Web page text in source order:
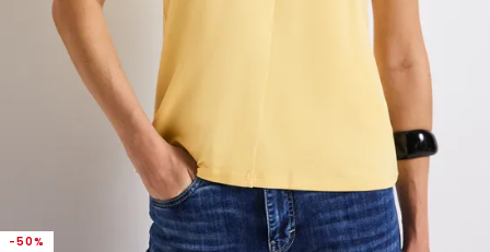
-50%